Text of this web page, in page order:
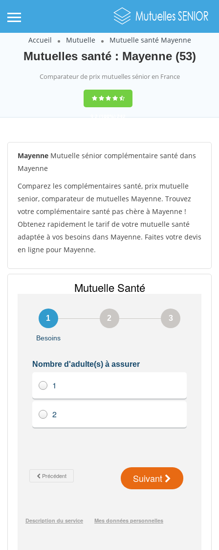
Accueil Mutuelle Mutuelle santé Mayenne
Mutuelles santé : Mayenne (53)
Comparateur de prix mutuelles sénior en France
9,2(100%)242
Mayenne Mutuelle sénior complémentaire santé dans
Mayenne
Comparez les complémentaires santé, prix mutuelle
senior, comparateur de mutuelles Mayenne. Trouvez
votre complémentaire santé pas chère à Mayenne !
Obtenez rapidement le tarif de votre mutuelle santé
adaptée à vos besoins dans Mayenne. Faites votre devis
en ligne pour Mayenne.